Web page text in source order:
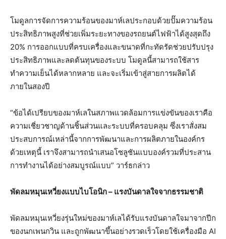
โมดูลการจัดการความร้อนของมาห์เลประกอบด้วยปั๊มความร้อน
ประสิทธิภาพสูงที่ช่วยเพิ่มระยะทางของรถยนต์ไฟฟ้าได้สูงสุดถึง
20% การออกแบบที่ครบเครื่องและขนาดที่กะทัดรัดช่วยปรับปรุง
ประสิทธิภาพและลดต้นทุนของระบบ โมดูลนี้สามารถใช้สาร
ทำความเย็นได้หลากหลาย และจะเริ่มเข้าสู่สายการผลิตได้
ภายในสองปี
“ข้อได้เปรียบของมาห์เลในสภาพแวดล้อมการแข่งขันของเราคือ
ความเชี่ยวชาญด้านชิ้นส่วนและระบบที่ครอบคลุม ซึ่งเราสั่งสม
ประสบการณ์เหล่านี้จากการพัฒนาและการผลิตภายในองค์กร
ด้วยเหตุนี้ เราจึงสามารถนำเสนอโซลูชันแบบองค์รวมที่ประสาน
การทำงานได้อย่างสมบูรณ์แบบ” วาร์ธกล่าว
พัดลมหมุนเหวี่ยงแบบไบโอนิก – แรงบันดาลใจจากธรรมชาติ
พัดลมหมุนเหวี่ยงรุ่นใหม่ของมาห์เลได้รับแรงบันดาลใจมาจากปีก
ของนกเพนกวิน และถูกพัฒนาขึ้นอย่างรวดเร็วโดยใช้เครื่องมือ AI